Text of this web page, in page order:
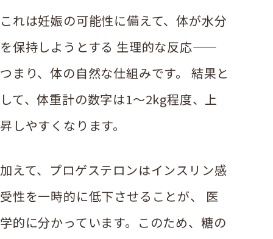
これは妊娠の可能性に備えて、体が水分
を保持しようとする 生理的な反応——
つまり、体の自然な仕組みです。 結果と
して、体重計の数字は1〜2kg程度、上
昇しやすくなります。
加えて、プロゲステロンはインスリン感
受性を一時的に低下させることが、 医
学的に分かっています。このため、糖の